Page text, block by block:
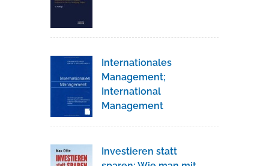
Internationales
Management;
International
Management
Investieren statt